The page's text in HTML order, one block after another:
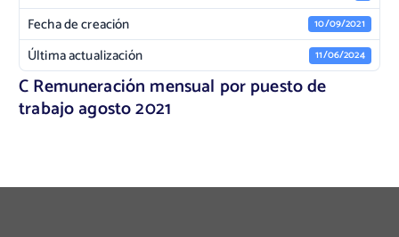
Fecha de creación 10/09/2021
Última actualización 11/06/2024
C Remuneración mensual por puesto de
trabajo agosto 2021